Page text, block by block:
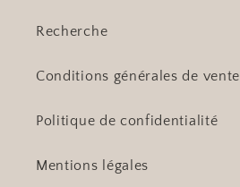
Recherche
Conditions générales de vente
Politique de confidentialité
Mentions légales